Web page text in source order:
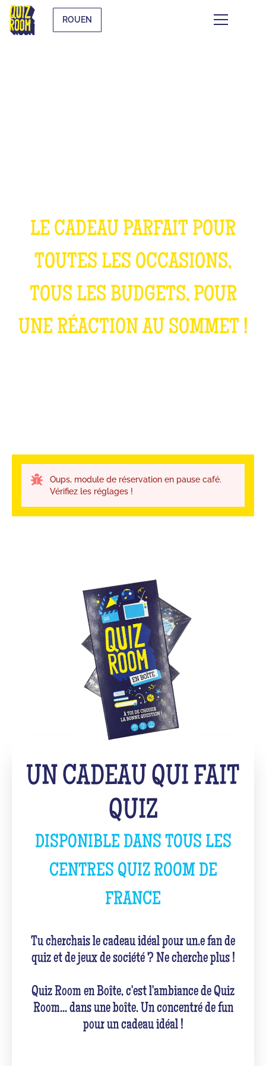
ROUEN
LE CADEAU PARFAIT POUR
TOUTES LES OCCASIONS,
TOUS LES BUDGETS, POUR
UNE RÉACTION AU SOMMET !
Oups, module de réservation en pause café.
Vérifiez les réglages !
UN CADEAU QUI FAIT
QUIZ
DISPONIBLE DANS TOUS LES
CENTRES QUIZ ROOM DE
FRANCE
Tu cherchais le cadeau idéal pour un.e fan de
quiz et de jeux de société ? Ne cherche plus !
Quiz Room en Boîte, c'est l'ambiance de Quiz
Room... dans une boîte. Un concentré de fun
pour un cadeau idéal !